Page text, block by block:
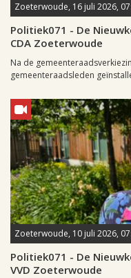
Zoeterwoude, 16 juli 2026,
Politiek071 - De
CDA Zoeterwoude
Na de
gemeenteraadsleden
Zoeterwoude, 10 juli 2026,
Politiek071 - De
VVD Zoeterwoude